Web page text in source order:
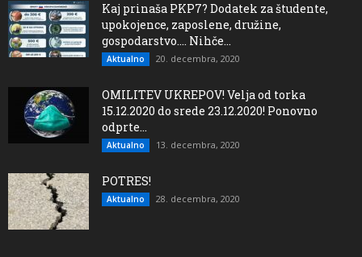
Kaj prinaša PKP7? Dodatek za študente,
upokojence, zaposlene, družine,
gospodarstvo…. Nihče...
Aktualno 20. decembra, 2020
OMILITEV UKREPOV! Velja od torka
15.12.2020 do srede 23.12.2020! Ponovno
odprte...
Aktualno 13. decembra, 2020
POTRES!
Aktualno 28. decembra, 2020